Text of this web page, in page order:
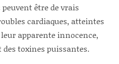
être de vrais
cardiaques, atteintes
apparente innocence,
des toxines puissantes.